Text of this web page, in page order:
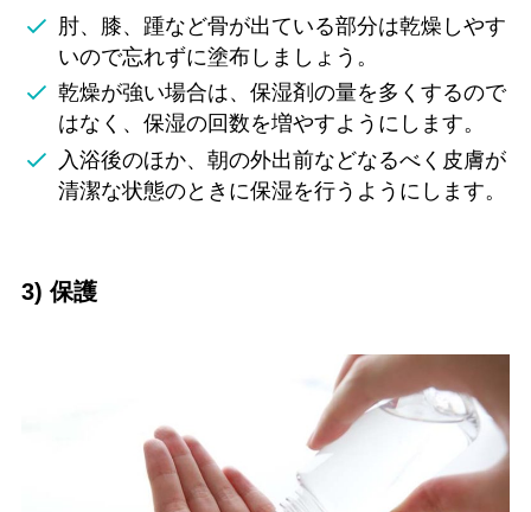
肘、膝、踵など骨が出ている部分は乾燥しやす
いので忘れずに塗布しましょう。
乾燥が強い場合は、保湿剤の量を多くするので
はなく、保湿の回数を増やすようにします。
入浴後のほか、朝の外出前などなるべく皮膚が
清潔な状態のときに保湿を行うようにします。
3) 保護